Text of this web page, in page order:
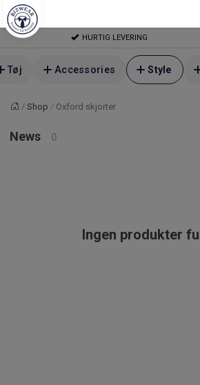
HURTIG LEVERING
Tøj Accessories Style
Forside
Shop Oxford skjorter
News
Ingen produkter